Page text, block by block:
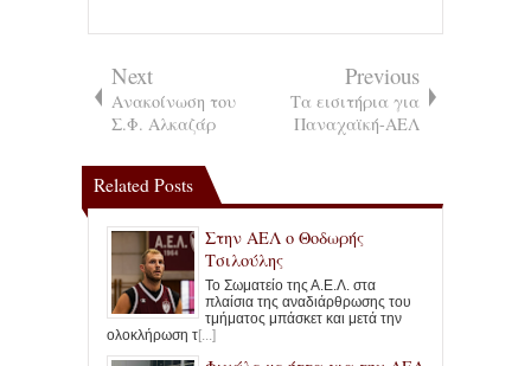
Next
Ανακοίνωση του
Σ.Φ. Αλκαζάρ
Previous
Τα εισιτήρια για
Παναχαϊκή-ΑΕΛ
Related Posts
Στην ΑΕΛ ο Θοδωρής
Τσιλούλης
Το Σωματείο της Α.Ε.Λ. στα
πλαίσια της αναδιάρθρωσης του
τμήματος μπάσκετ και μετά την
ολοκλήρωση τ[...]